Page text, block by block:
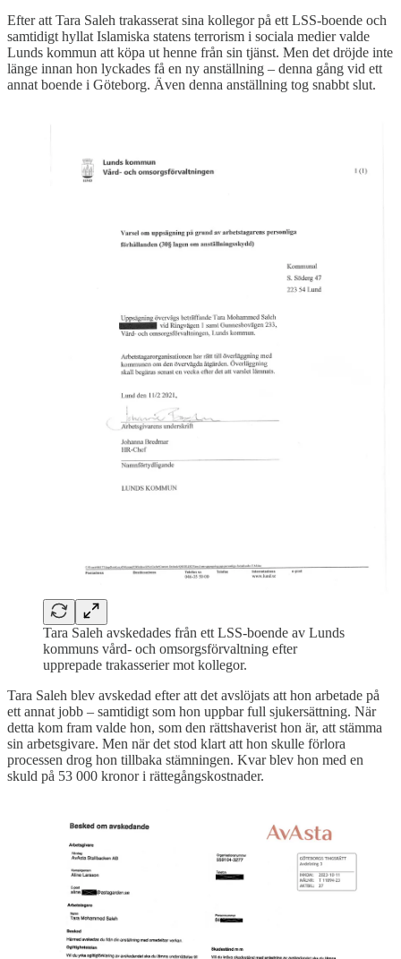
Efter att Tara Saleh trakasserat sina kollegor på ett LSS-boende och
samtidigt hyllat Islamiska statens terrorism i sociala medier valde
Lunds kommun att köpa ut henne från sin tjänst. Men det dröjde inte
länge innan hon lyckades få en ny anställning – denna gång vid ett
annat boende i Göteborg. Även denna anställning tog snabbt slut.
Tara Saleh avskedades från ett LSS-boende av Lunds
kommuns vård- och omsorgsförvaltning efter
upprepade trakasserier mot kollegor.
Tara Saleh blev avskedad efter att det avslöjats att hon arbetade på
ett annat jobb – samtidigt som hon uppbar full sjukersättning. När
detta kom fram valde hon, som den rättshaverist hon är, att stämma
sin arbetsgivare. Men när det stod klart att hon skulle förlora
processen drog hon tillbaka stämningen. Kvar blev hon med en
skuld på 53 000 kronor i rättegångskostnader.